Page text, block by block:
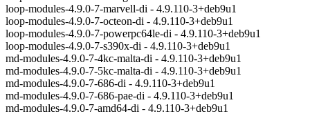
loop-modules-4.9.0-7-marvell-di - 4.9.110-3+deb9u1
loop-modules-4.9.0-7-octeon-di - 4.9.110-3+deb9u1
loop-modules-4.9.0-7-powerpc64le-di - 4.9.110-3+deb9u1
loop-modules-4.9.0-7-s390x-di - 4.9.110-3+deb9u1
md-modules-4.9.0-7-4kc-malta-di - 4.9.110-3+deb9u1
md-modules-4.9.0-7-5kc-malta-di - 4.9.110-3+deb9u1
md-modules-4.9.0-7-686-di - 4.9.110-3+deb9u1
md-modules-4.9.0-7-686-pae-di - 4.9.110-3+deb9u1
md-modules-4.9.0-7-amd64-di - 4.9.110-3+deb9u1